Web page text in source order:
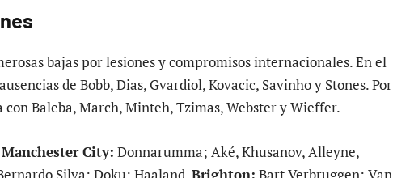
bajas por lesiones y compromisos internacionales. En el
de Bobb, Dias, Gvardiol, Kovacic, Savinho y Stones. Por
Baleba, March, Minteh, Tzimas, Webster y Wieffer.
Manchester City: Donnarumma; Aké, Khusanov, Alleyne,
Silva; Doku; Haaland.Brighton: Bart Verbruggen; Van